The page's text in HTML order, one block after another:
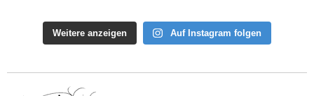
Weitere anzeigen Auf Instagram folgen